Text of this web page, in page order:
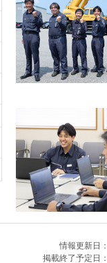
情報更新日：
掲載終了予定日：